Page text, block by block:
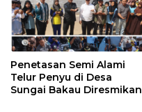
Penetasan Semi Alami
Telur Penyu di Desa
Sungai Bakau Diresmikan